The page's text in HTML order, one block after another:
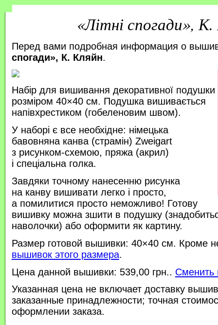
«Літні спогади»,
Перед вами подробная информация о
спогади», К. Кляйн.
Набір для вишивання декоративної подушки
розміром 40×40 см. Подушка вишивається
напівхрестиком (гобеленовим швом).
У наборі є все необхідне: німецька
бавовняна канва (страмін) Zweigart
з рисунком-схемою, пряжа (акрил)
і спеціальна голка.
Завдяки точному нанесенню рисунка
на канву вишивати легко і просто,
а помилитися просто неможливо! Готову
вишивку можна зшити в подушку
наволочки) або оформити як картину.
Размер готовой вышивки: 40×40 см. Кроме
вышивок этого размера.
Цена данной вышивки: 539,00 грн.. Сменить
Указанная цена не включает доставку
заказанные принадлежности; точная
оформлении заказа.